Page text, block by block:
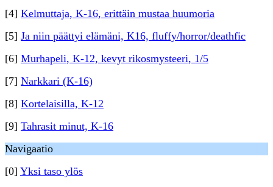
[4] Kelmuttaja, K-16, erittäin mustaa huumoria
[5] Ja niin päättyi elämäni, K16, fluffy/horror/deathfic
[6] Murhapeli, K-12, kevyt rikosmysteeri, 1/5
[7] Narkkari (K-16)
[8] Kortelaisilla, K-12
[9] Tahrasit minut, K-16
Navigaatio
[0] Yksi taso ylös